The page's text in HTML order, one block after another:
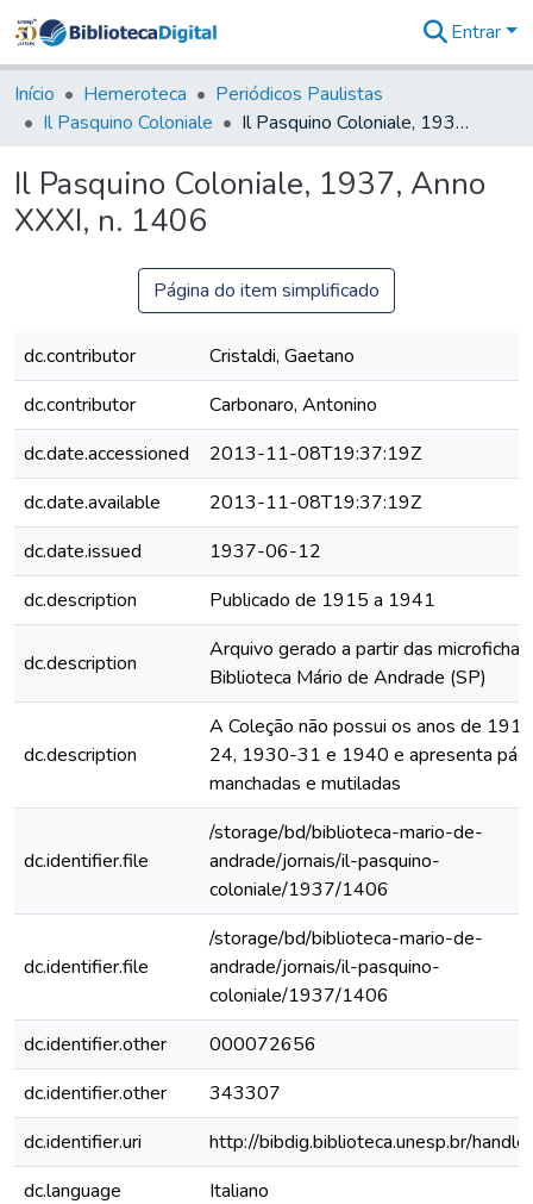
&
Coleções
Tudo na
Digital
Entrar
Início Hemeroteca
Periódicos Paulistas
Il Pasquino Coloniale
Il Pasquino Coloniale, 1937, Anno XXXI, n. 1406
Il Pasquino Coloniale, 1937, Anno
XXXI, n. 1406
Página do item simplificado
dc.contributor
Cristaldi, Gaetano
dc.contributor
Carbonaro, Antonino
dc.date.accessioned
2013-11-08T19:37:19Z
dc.date.available
2013-11-08T19:37:19Z
dc.date.issued
1937-06-12
dc.description
Publicado de 1915 a 1941
dc.description
Arquivo gerado a partir das
Biblioteca Mário de Andrade (SP)
dc.description
A Coleção não possui os anos de
24, 1930-31 e 1940 e apresenta
manchadas e mutiladas
dc.identifier.file
/storage/bd/biblioteca-mario-de-
andrade/jornais/il-pasquino-
coloniale/1937/1406
dc.identifier.file
/storage/bd/biblioteca-mario-de-
andrade/jornais/il-pasquino-
coloniale/1937/1406
dc.identifier.other
000072656
dc.identifier.other
343307
dc.identifier.uri
http://bibdig.biblioteca.unesp.br/
dc.language
Italiano